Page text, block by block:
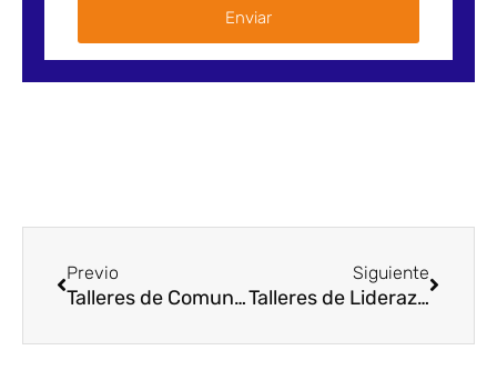
Enviar
Previo
Talleres de Comunicación
Siguiente
Talleres de Liderazgo